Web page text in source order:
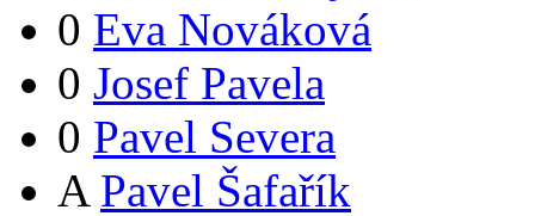
0 Eva Nováková
0 Josef Pavela
0 Pavel Severa
A Pavel Šafařík